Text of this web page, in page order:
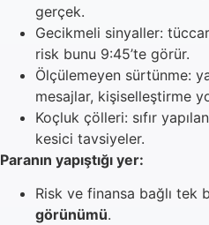
gerçek.
Gecikmeli sinyaller:
risk bunu 9:45’te görür.
Ölçülemeyen sürtünme:
mesajlar, kişiselleştirme
Koçluk çölleri: sıfır
kesici tavsiyeler.
Paranın yapıştığı yer:
Risk ve finansa bağlı tek
görünümü.